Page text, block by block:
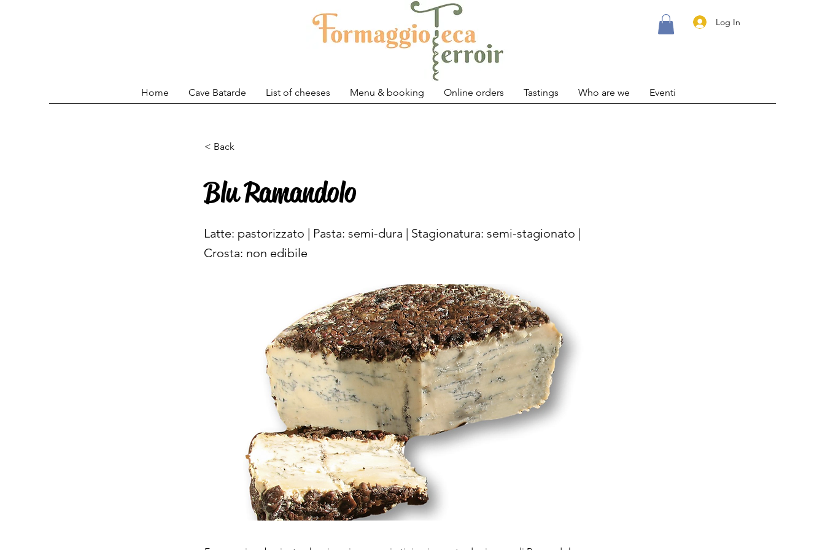
Log In
Home Cave Batarde List of cheeses Menu & booking Online orders Tastings Who are we Eventi
< Back
Blu Ramandolo
Latte: pastorizzato | Pasta: semi-dura | Stagionatura: semi-stagionato |
Crosta: non edibile